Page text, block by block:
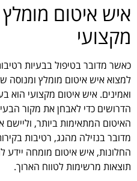
איש איטום
מקצועי
כאשר מדובר בטיפול בבעיות
למצוא איש איטום מומלץ ומנוסה
ואמינים. איש איטום מקצועי הוא
הדרושים כדי לאבחן את מקור
האיטום המתאימות ביותר, וליישם
מדובר בנזילה מהגג, רטיבות
החלונות, איש איטום מומחה
תוצאות מרשימות לטווח הארוך.